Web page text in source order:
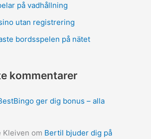
på vadhållning
utan registrering
bordsspelen på nätet
kommentarer
ger dig bonus – alla
Kleiven om Bertil bjuder dig på